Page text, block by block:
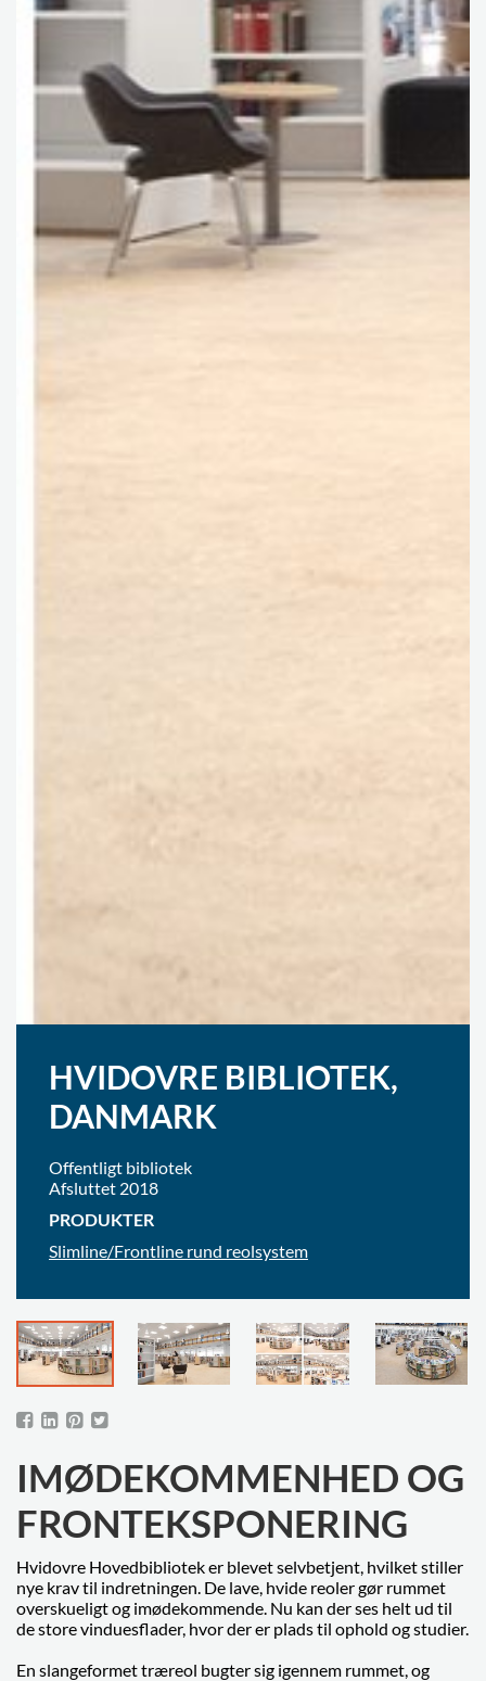
HVIDOVRE BIBLIOTEK,
DANMARK
Offentligt bibliotek
Afsluttet 2018
PRODUKTER
Slimline/Frontline rund reolsystem
IMØDEKOMMENHED OG
FRONTEKSPONERING
Hvidovre Hovedbibliotek er blevet selvbetjent, hvilket stiller
nye krav til indretningen. De lave, hvide reoler gør rummet
overskueligt og imødekommende. Nu kan der ses helt ud til
de store vinduesflader, hvor der er plads til ophold og studier.
En slangeformet træreol bugter sig igennem rummet, og